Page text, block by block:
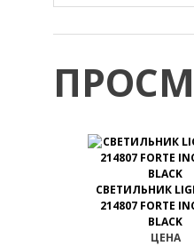
СВЕТИЛЬНИК
214807 FORTE
BLACK
ЦЕНА